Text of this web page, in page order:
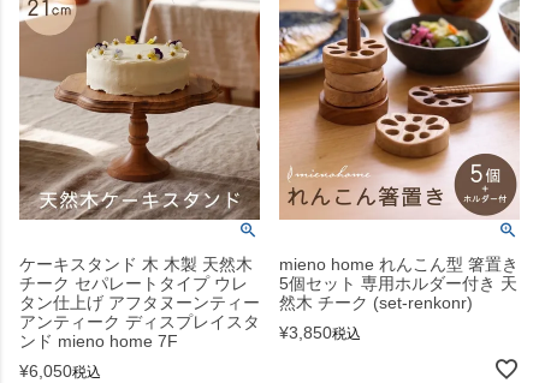
ケーキスタンド 木 木製 天然木
チーク セパレートタイプ ウレ
タン仕上げ アフタヌーンティー
アンティーク ディスプレイスタ
ンド mieno home 7F
¥6,050税込
mieno home れんこん型 箸置き
5個セット 専用ホルダー付き 天
然木 チーク (set-renkonr)
¥3,850税込